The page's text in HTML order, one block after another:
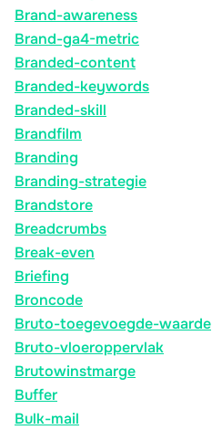
Brand-awareness
Brand-ga4-metric
Branded-content
Branded-keywords
Branded-skill
Brandfilm
Branding
Branding-strategie
Brandstore
Breadcrumbs
Break-even
Briefing
Broncode
Bruto-toegevoegde-waarde
Bruto-vloeroppervlak
Brutowinstmarge
Buffer
Bulk-mail